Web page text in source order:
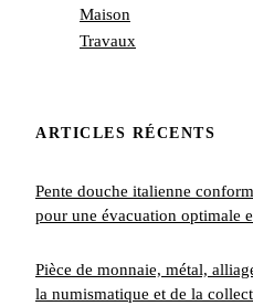
Maison
Travaux
ARTICLES RÉCENTS
Pente douche italienne
pour une évacuation optimale
Pièce de monnaie, métal,
la numismatique et de la